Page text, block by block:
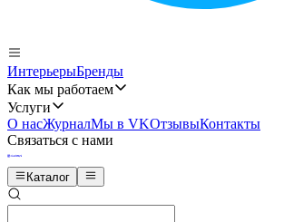
ИнтерьерыБренды
Как мы работаем
Услуги
О насЖурналМы в VKОтзывыКонтакты
Связаться с нами
Каталог